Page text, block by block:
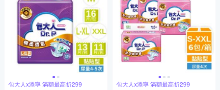
包大人x添寧 滿額最高折299 包大人x添寧 滿額最高折299